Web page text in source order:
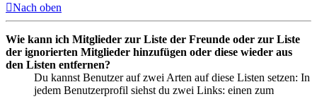
Nach oben
Wie kann ich Mitglieder zur Liste der Freunde oder zur Liste
der ignorierten Mitglieder hinzufügen oder diese wieder aus
den Listen entfernen?
Du kannst Benutzer auf zwei Arten auf diese Listen setzen: In
jedem Benutzerprofil siehst du zwei Links: einen zum